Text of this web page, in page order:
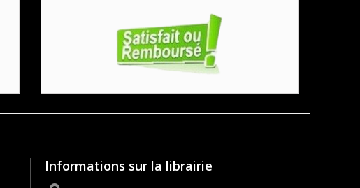
Informations sur la librairie